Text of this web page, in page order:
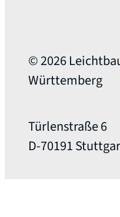
© 2026
Württemberg
Türlenstraße 6
D-70191